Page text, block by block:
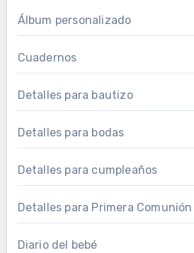
Álbum personalizado
Cuadernos
Detalles para bautizo
Detalles para bodas
Detalles para cumpleaños
Detalles para Primera Comunión
Diario del bebé